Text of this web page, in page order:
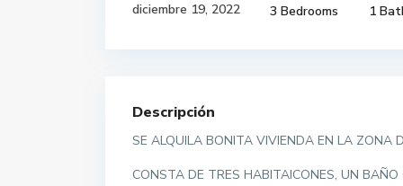
diciembre 19, 2022
3 Bedrooms 1
Descripción
SE ALQUILA BONITA VIVIENDA EN LA ZONA
CONSTA DE TRES HABITAICONES, UN